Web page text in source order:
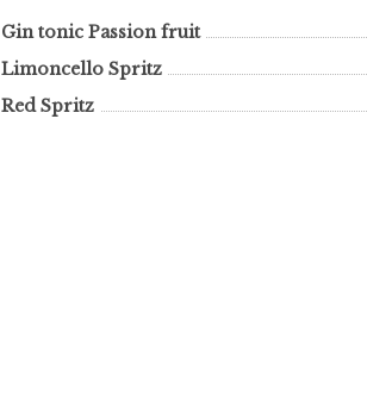
Gin tonic Passion fruit
Limoncello Spritz
Red Spritz